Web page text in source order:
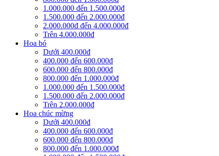
1.000.000 đến 1.500.000đ
1.500.000 đến 2.000.000đ
2.000.000đ đến 4.000.000đ
Trên 4.000.000đ
Hoa bó
Dưới 400.000đ
400.000 đến 600.000đ
600.000 đến 800.000đ
800.000 đến 1.000.000đ
1.000.000 đến 1.500.000đ
1.500.000 đến 2.000.000đ
Trên 2.000.000đ
Hoa chúc mừng
Dưới 400.000đ
400.000 đến 600.000đ
600.000 đến 800.000đ
800.000 đến 1.000.000đ